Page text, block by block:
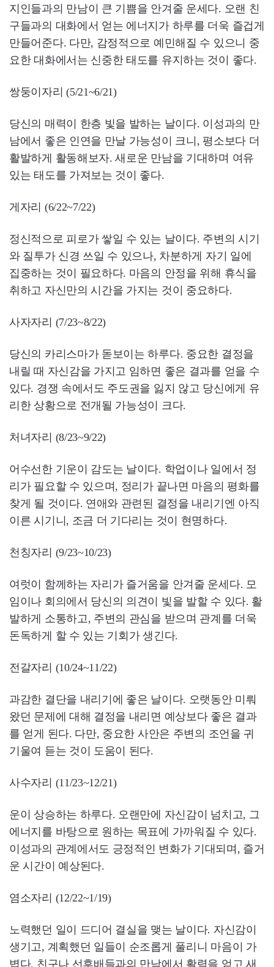
지인들과의 만남이 큰 기쁨을 안겨줄 운세다. 오랜 친
구들과의 대화에서 얻는 에너지가 하루를 더욱 즐겁게
만들어준다. 다만, 감정적으로 예민해질 수 있으니 중
요한 대화에서는 신중한 태도를 유지하는 것이 좋다.
쌍둥이자리 (5/21~6/21)
당신의 매력이 한층 빛을 발하는 날이다. 이성과의 만
남에서 좋은 인연을 만날 가능성이 크니, 평소보다 더
활발하게 활동해보자. 새로운 만남을 기대하며 여유
있는 태도를 가져보는 것이 좋다.
게자리 (6/22~7/22)
정신적으로 피로가 쌓일 수 있는 날이다. 주변의 시기
와 질투가 신경 쓰일 수 있으나, 차분하게 자기 일에
집중하는 것이 필요하다. 마음의 안정을 위해 휴식을
취하고 자신만의 시간을 가지는 것이 중요하다.
사자자리 (7/23~8/22)
당신의 카리스마가 돋보이는 하루다. 중요한 결정을
내릴 때 자신감을 가지고 임하면 좋은 결과를 얻을 수
있다. 경쟁 속에서도 주도권을 잃지 않고 당신에게 유
리한 상황으로 전개될 가능성이 크다.
처녀자리 (8/23~9/22)
어수선한 기운이 감도는 날이다. 학업이나 일에서 정
리가 필요할 수 있으며, 정리가 끝나면 마음의 평화를
찾게 될 것이다. 연애와 관련된 결정을 내리기엔 아직
이른 시기니, 조금 더 기다리는 것이 현명하다.
천칭자리 (9/23~10/23)
여럿이 함께하는 자리가 즐거움을 안겨줄 운세다. 모
임이나 회의에서 당신의 의견이 빛을 발할 수 있다. 활
발하게 소통하고, 주변의 관심을 받으며 관계를 더욱
돈독하게 할 수 있는 기회가 생긴다.
전갈자리 (10/24~11/22)
과감한 결단을 내리기에 좋은 날이다. 오랫동안 미뤄
왔던 문제에 대해 결정을 내리면 예상보다 좋은 결과
를 얻게 된다. 다만, 중요한 사안은 주변의 조언을 귀
기울여 듣는 것이 도움이 된다.
사수자리 (11/23~12/21)
운이 상승하는 하루다. 오랜만에 자신감이 넘치고, 그
에너지를 바탕으로 원하는 목표에 가까워질 수 있다.
이성과의 관계에서도 긍정적인 변화가 기대되며, 즐거
운 시간이 예상된다.
염소자리 (12/22~1/19)
노력했던 일이 드디어 결실을 맺는 날이다. 자신감이
생기고, 계획했던 일들이 순조롭게 풀리니 마음이 가
볍다. 친구나 선후배들과의 만남에서 활력을 얻고 새